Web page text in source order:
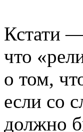
Кстати
что
о том,
если со
должно